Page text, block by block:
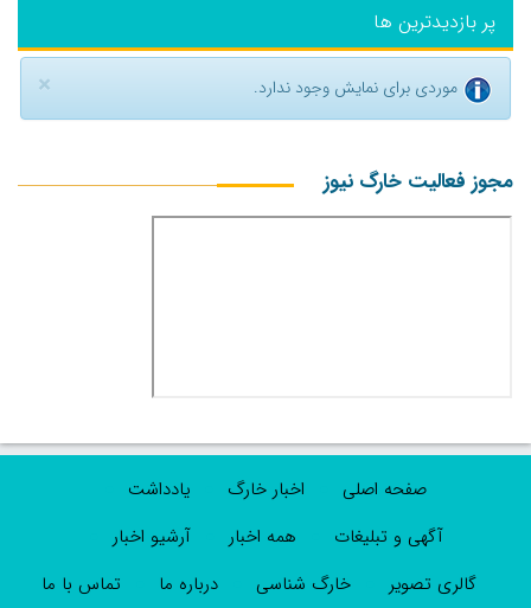
پر بازدیدترین ها
× موردی برای نمایش وجود ندارد.
مجوز فعالیت خارگ نیوز
صفحه اصلی اخبار خارگ
یادداشت
آگهی و تبلیغات
همه اخبار
آرشیو اخبار
گالری تصویر
خارگ شناسی درباره ما تماس با ما